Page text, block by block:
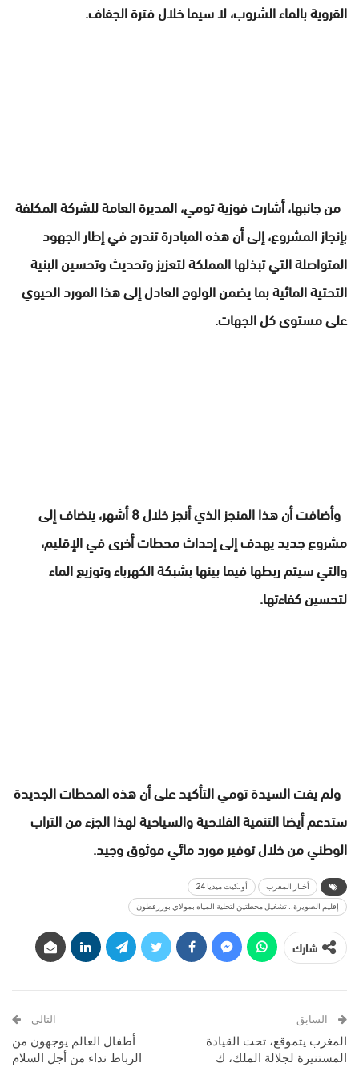
القروية بالماء الشروب، لا سيما خلال فترة الجفاف.
من جانبها، أشارت فوزية تومي، المديرة العامة للشركة المكلفة
بإنجاز المشروع، إلى أن هذه المبادرة تندرج في إطار الجهود
المتواصلة التي تبذلها المملكة لتعزيز وتحديث وتحسين البنية
التحتية المائية بما يضمن الولوج العادل إلى هذا المورد الحيوي
على مستوى كل الجهات.
وأضافت أن هذا المنجز الذي أنجز خلال 8 أشهر، ينضاف إلى
مشروع جديد يهدف إلى إحداث محطات أخرى في الإقليم،
والتي سيتم ربطها فيما بينها بشبكة الكهرباء وتوزيع الماء
لتحسين كفاءتها.
ولم يفت السيدة تومي التأكيد على أن هذه المحطات الجديدة
ستدعم أيضا التنمية الفلاحية والسياحية لهذا الجزء من التراب
الوطني من خلال توفير مورد مائي موثوق وجيد.
أخبار المغرب أونكيت ميديا 24
إقليم الصويرة.. تشغيل محطتين لتحلية المياه بمولاي بوزرقطون
شارك
السابق
المغرب يتموقع، تحت القيادة
المستنيرة لجلالة الملك، ك
التالي
أطفال العالم يوجهون من
الرباط نداء من أجل السلام